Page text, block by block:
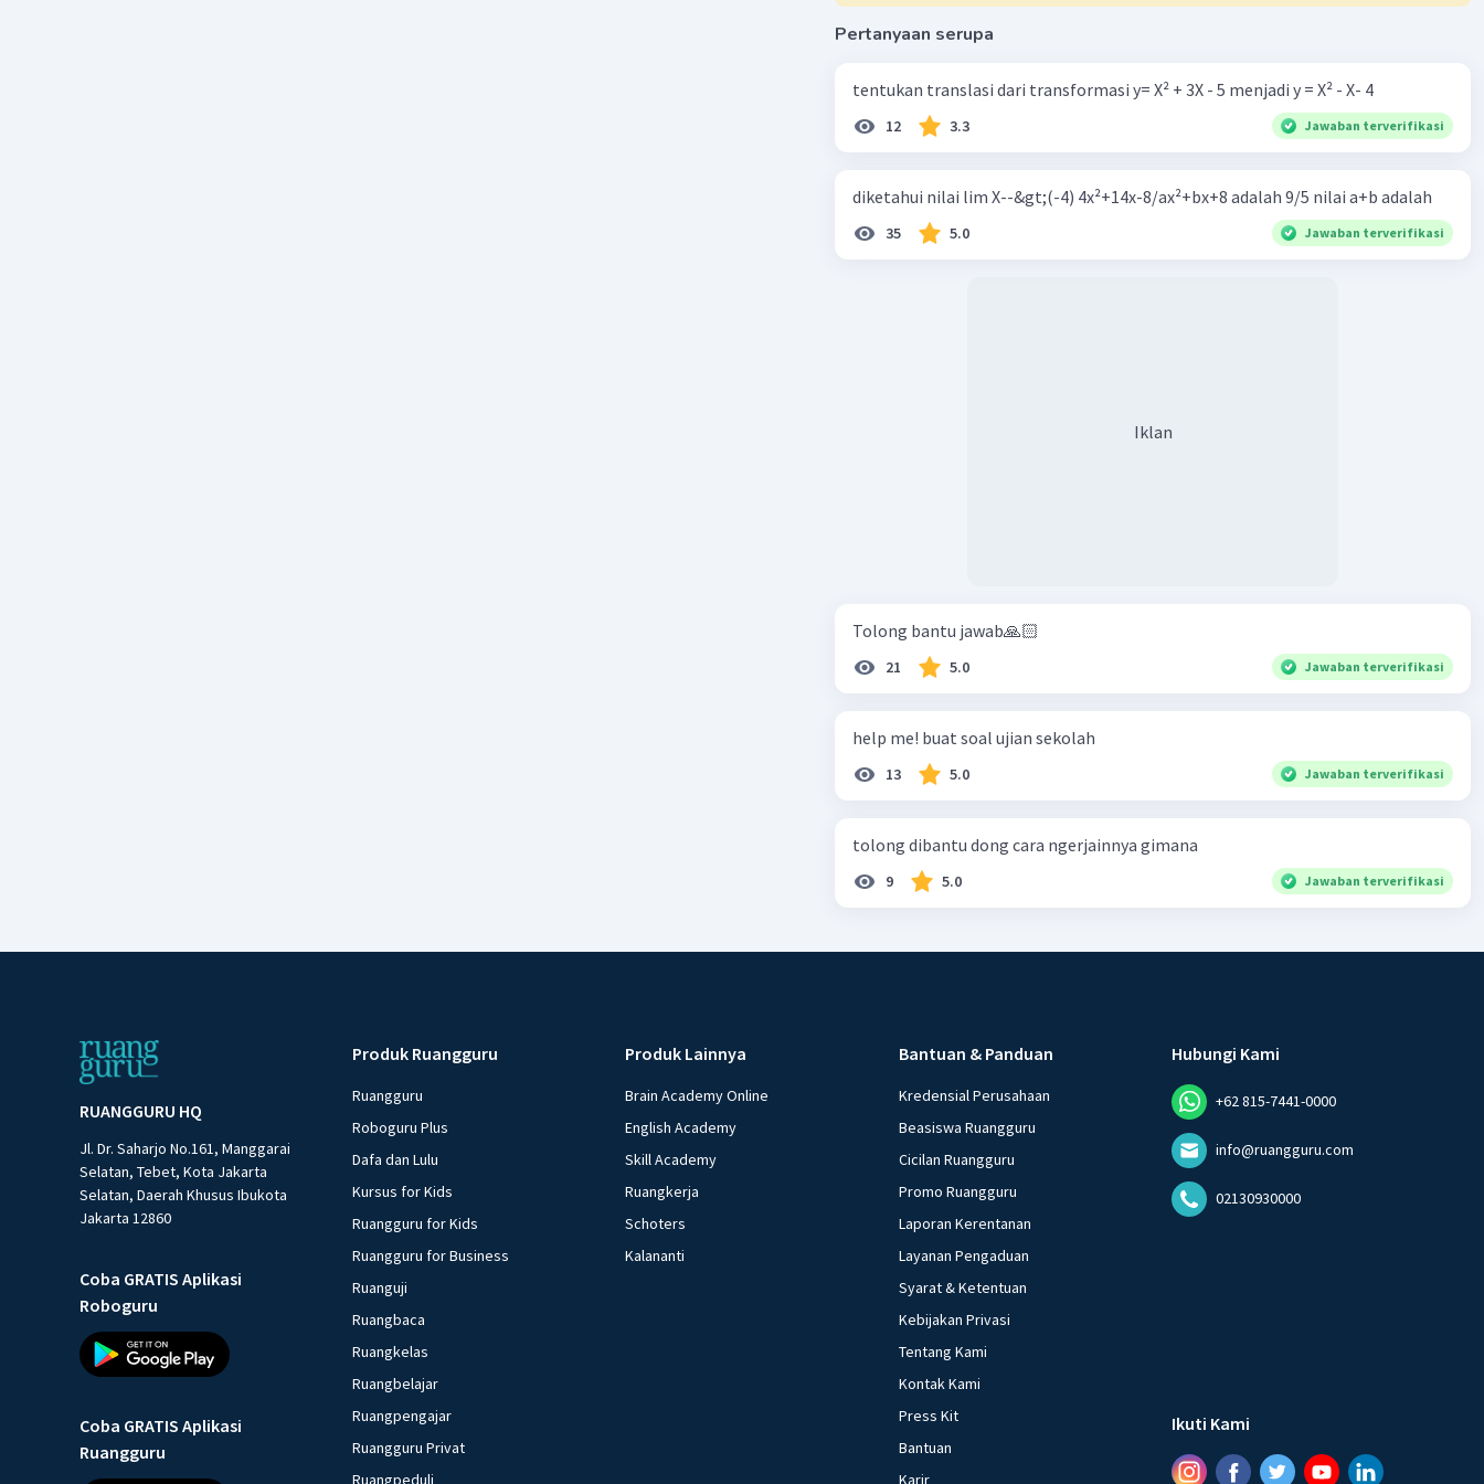
Zahrotussita S
Pertanyaan serupa
tentukan translasi dari transformasi y= X² + 3X - 5 menjadi y = X² - X- 4
12 3.3 Jawaban terverifikasi
diketahui nilai lim X--&gt;(-4) 4x²+14x-8/ax²+bx+8 adalah 9/5 nilai a+b adalah
35 5.0 Jawaban terverifikasi
Iklan
Tolong bantu jawab🙏🏻
21 5.0 Jawaban terverifikasi
help me! buat soal ujian sekolah
13 5.0 Jawaban terverifikasi
tolong dibantu dong cara ngerjainnya gimana
9 5.0 Jawaban terverifikasi
RUANGGURU HQ
Jl. Dr. Saharjo No.161, Manggarai
Selatan, Tebet, Kota Jakarta
Selatan, Daerah Khusus Ibukota
Jakarta 12860
Coba GRATIS Aplikasi
Roboguru
Coba GRATIS Aplikasi
Ruangguru
Produk Ruangguru
Ruangguru
Roboguru Plus
Dafa dan Lulu
Kursus for Kids
Ruangguru for Kids
Ruangguru for Business
Ruanguji
Ruangbaca
Ruangkelas
Ruangbelajar
Ruangpengajar
Ruangguru Privat
Ruangpeduli
Produk Lainnya
Brain Academy Online
English Academy
Skill Academy
Ruangkerja
Schoters
Kalananti
Bantuan & Panduan
Kredensial Perusahaan
Beasiswa Ruangguru
Cicilan Ruangguru
Promo Ruangguru
Laporan Kerentanan
Layanan Pengaduan
Syarat & Ketentuan
Kebijakan Privasi
Tentang Kami
Kontak Kami
Press Kit
Bantuan
Karir
Hubungi Kami
+62 815-7441-0000
info@ruangguru.com
02130930000
Ikuti Kami